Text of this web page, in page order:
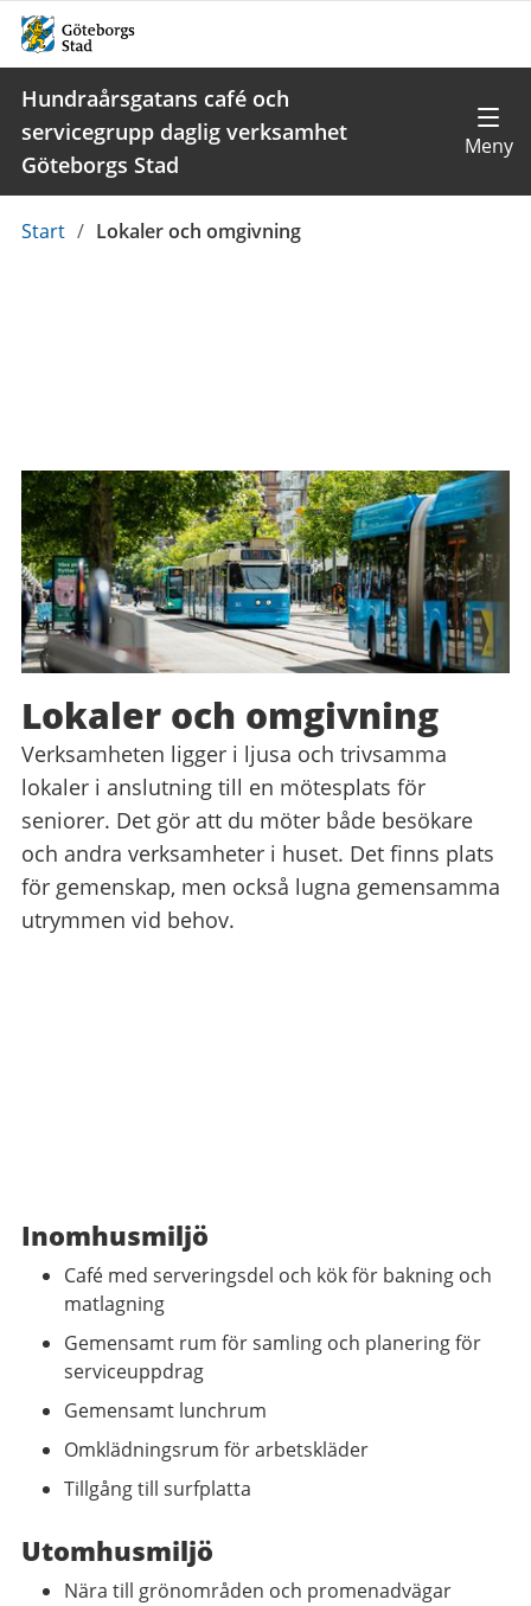
Hundraårsgatans café och
servicegrupp daglig verksamhet
Göteborgs Stad
Du
Start / Lokaler och omgivning
Lokaler och omgivning
Verksamheten ligger i ljusa och trivsamma
lokaler i anslutning till en mötesplats för
seniorer. Det gör att du möter både besökare
och andra verksamheter i huset. Det finns plats
för gemenskap, men också lugna gemensamma
utrymmen vid behov.
Inomhusmiljö
Café med serveringsdel och kök för bakning och
matlagning
Gemensamt rum för samling och planering för
serviceuppdrag
Gemensamt lunchrum
Omklädningsrum för arbetskläder
Tillgång till surfplatta
Utomhusmiljö
Nära till grönområden och promenadvägar